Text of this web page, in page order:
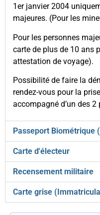
1er janvier 2004
majeures. (Pour les
Pour les personnes
carte de plus de 10 ans
attestation de voyage).
Possibilité de faire la
rendez-vous pour la
accompagné d’un des 2
Passeport Biométrique
Carte d'électeur
Recensement militaire
Carte grise